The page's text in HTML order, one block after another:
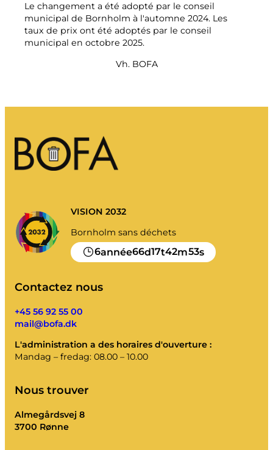
Le changement a été adopté par le conseil
municipal de Bornholm à l'automne 2024. Les
taux de prix ont été adoptés par le conseil
municipal en octobre 2025.
Vh. BOFA
VISION 2032
Bornholm sans déchets
6année66d17t42m52s
Contactez nous
+45 56 92 55 00
mail@bofa.dk
L'administration a des horaires d'ouverture :
Mandag – fredag: 08.00 – 10.00
Nous trouver
Almegårdsvej 8
3700 Rønne